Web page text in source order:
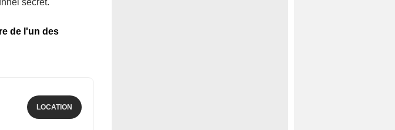
secret.
de l'un des
LOCATION